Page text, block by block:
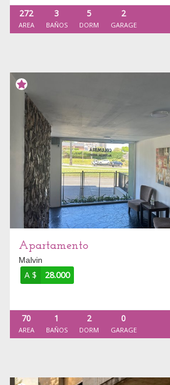
272
AREA
3
BAÑOS
5
DORM
2
GARAGE
Apartamento
Malvin
A $ 28.000
70
AREA
1
BAÑOS
2
DORM
0
GARAGE